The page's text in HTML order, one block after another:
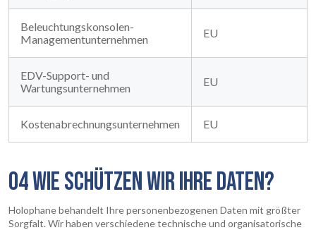
Beleuchtungskonsolen-
Managementunternehmen
EU
EDV-Support- und
Wartungsunternehmen
EU
Kostenabrechnungsunternehmen EU
04 WIE SCHÜTZEN WIR IHRE DATEN?
Holophane behandelt Ihre personenbezogenen Daten mit größter
Sorgfalt. Wir haben verschiedene technische und organisatorische